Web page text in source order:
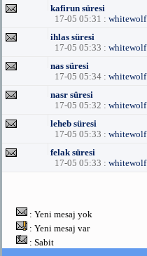
kafirun süresi
17-05 05:31 : whitewolf
ihlas süresi
17-05 05:33 : whitewolf
nas süresi
17-05 05:34 : whitewolf
nasr süresi
17-05 05:32 : whitewolf
leheb süresi
17-05 05:33 : whitewolf
felak süresi
17-05 05:33 : whitewolf
: Yeni mesaj yok
: Yeni mesaj var
: Sabit